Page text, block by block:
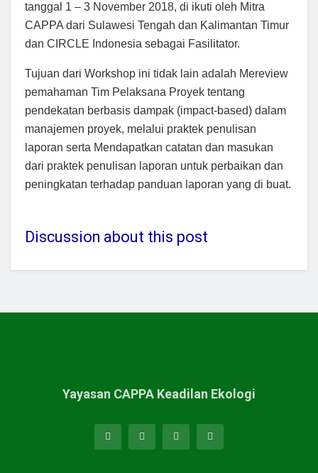
tanggal 1 – 3 November 2018, di ikuti oleh Mitra
CAPPA dari Sulawesi Tengah dan Kalimantan Timur
dan CIRCLE Indonesia sebagai Fasilitator.
Tujuan dari Workshop ini tidak lain adalah Mereview
pemahaman Tim Pelaksana Proyek tentang
pendekatan berbasis dampak (impact-based) dalam
manajemen proyek, melalui praktek penulisan
laporan serta Mendapatkan catatan dan masukan
dari praktek penulisan laporan untuk perbaikan dan
peningkatan terhadap panduan laporan yang di buat.
Discussion about this post
Yayasan CAPPA Keadilan Ekologi